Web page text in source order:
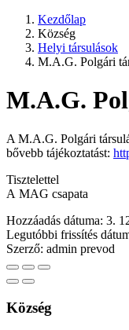
Kezdőlap
Község
Helyi társulások
M.A.G. Polgári
M.A.G.
A M.A.G. Polgári
bővebb tájékoztatást:
Tisztelettel
A MAG csapata
Hozzáadás dátuma: 3.
Legutóbbi frissítés
Szerző: admin prevod
Község